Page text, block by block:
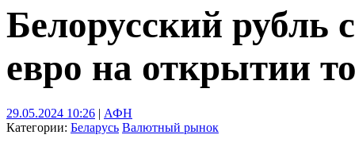
Белорусский рубль
евро на открытии
29.05.2024 10:26 | АФН
Категории: Беларусь Валютный рынок